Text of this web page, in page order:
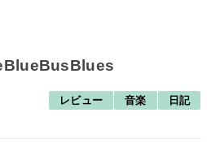
レビュー 音楽 日記